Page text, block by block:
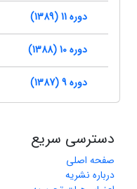
دوره 11 (1389)
دوره 10 (1388)
دوره 9 (1387)
دسترسی سریع
صفحه اصلی
درباره نشریه